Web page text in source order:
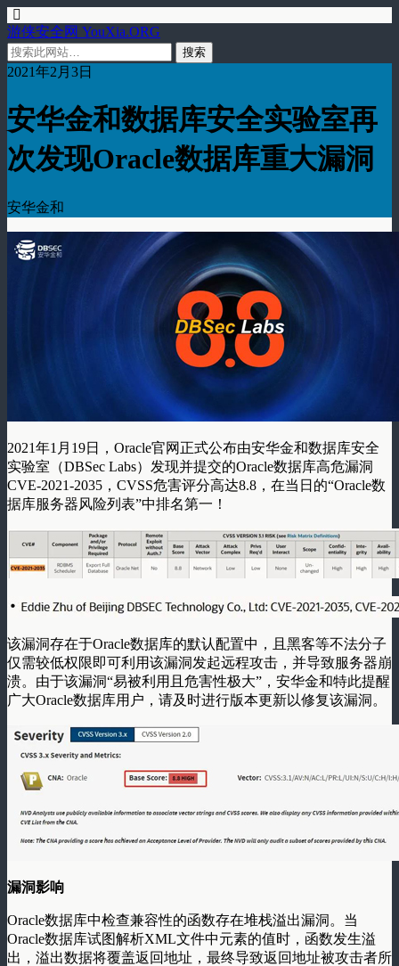
游侠安全网 YouXia.ORG
2021年2月3日
安华金和数据库安全实验室再
次发现Oracle数据库重大漏洞
安华金和
2021年1月19日，Oracle官网正式公布由安华金和数据库安全
实验室（DBSec Labs）发现并提交的Oracle数据库高危漏洞
CVE-2021-2035，CVSS危害评分高达8.8，在当日的“Oracle数
据库服务器风险列表”中排名第一！
该漏洞存在于Oracle数据库的默认配置中，且黑客等不法分子
仅需较低权限即可利用该漏洞发起远程攻击，并导致服务器崩
溃。由于该漏洞“易被利用且危害性极大”，安华金和特此提醒
广大Oracle数据库用户，请及时进行版本更新以修复该漏洞。
漏洞影响
Oracle数据库中检查兼容性的函数存在堆栈溢出漏洞。当
Oracle数据库试图解析XML文件中元素的值时，函数发生溢
出，溢出数据将覆盖返回地址，最终导致返回地址被攻击者所